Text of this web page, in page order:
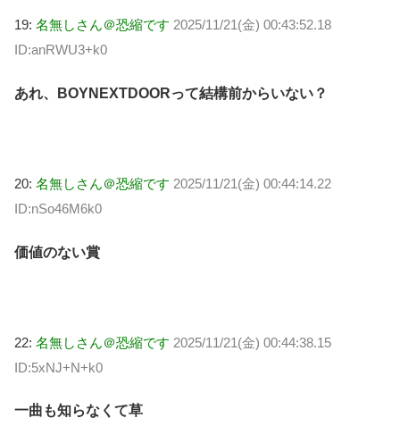
19: 名無しさん＠恐縮です 2025/11/21(金) 00:43:52.18
ID:anRWU3+k0
あれ、BOYNEXTDOORって結構前からいない？
20: 名無しさん＠恐縮です 2025/11/21(金) 00:44:14.22
ID:nSo46M6k0
価値のない賞
22: 名無しさん＠恐縮です 2025/11/21(金) 00:44:38.15
ID:5xNJ+N+k0
一曲も知らなくて草